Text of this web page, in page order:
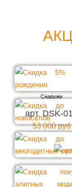
арт. DSK-
53 000 руб